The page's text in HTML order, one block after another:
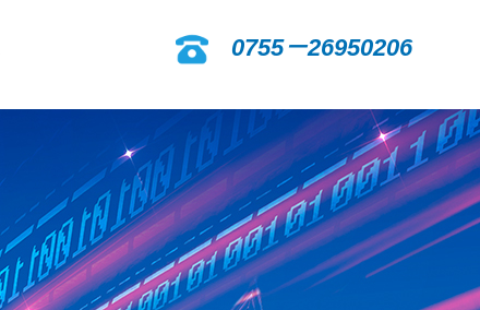
0755－26950206